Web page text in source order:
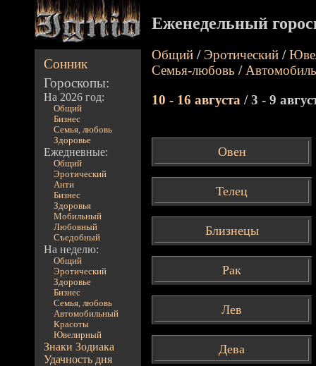
Сонник
Гороскопы:
На 2026 год:
Общий
Бизнес
Семья, любовь
Здоровье
Ежедневные:
Общий
Эротический
Анти
Бизнес
Здоровья
Мобильный
Любовный
Съедобный
На неделю:
Общий
Эротический
Здоровье
Бизнес
Семья, любовь
Автомобильный
Красоты
Ювелирный
Знаки Зодиака
Удачность дня
Еженедельный
Общий / Эротический /
Семья-любовь /
10 - 16 августа / 3 - 9
Овен
Телец
Близнецы
Рак
Лев
Дева